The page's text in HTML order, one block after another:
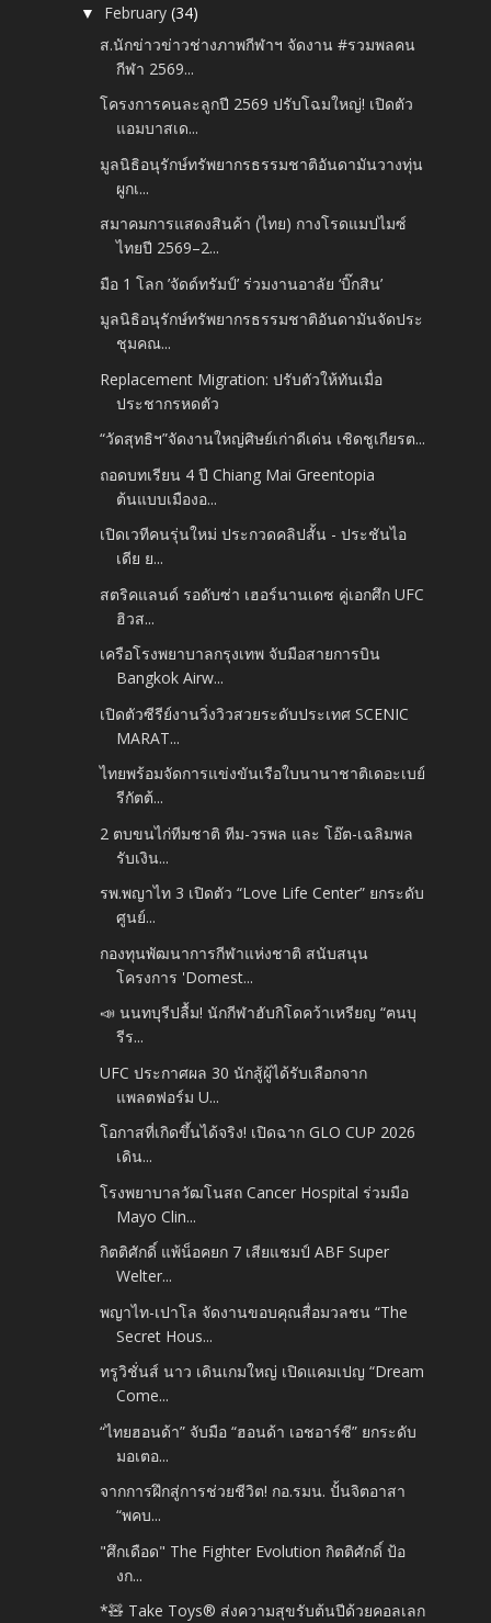
▼ February(34)
ส.นักข่าวข่าวช่างภาพกีฬาฯ จัดงาน #รวมพลคน
กีฬา 2569...
โครงการคนละลูกปี 2569 ปรับโฉมใหญ่! เปิดตัว
แอมบาสเด...
มูลนิธิอนุรักษ์ทรัพยากรธรรมชาติอันดามันวางทุ่น
ผูกเ...
สมาคมการแสดงสินค้า (ไทย) กางโรดแมปไมซ์
ไทยปี 2569–2...
มือ 1 โลก ’จัดด์ทรัมป์’ ร่วมงานอาลัย ‘บิ๊กสิน’
มูลนิธิอนุรักษ์ทรัพยากรธรรมชาติอันดามันจัดประ
ชุมคณ...
Replacement Migration: ปรับตัวให้ทันเมื่อ
ประชากรหดตัว
“วัดสุทธิฯ”จัดงานใหญ่ศิษย์เก่าดีเด่น เชิดชูเกียรต...
ถอดบทเรียน 4 ปี Chiang Mai Greentopia
ต้นแบบเมืองอ...
เปิดเวทีคนรุ่นใหม่ ประกวดคลิปสั้น - ประชันไอ
เดีย ย...
สตริคแลนด์ รอดับซ่า เฮอร์นานเดซ คู่เอกศึก UFC
ฮิวส...
เครือโรงพยาบาลกรุงเทพ จับมือสายการบิน
Bangkok Airw...
เปิดตัวซีรีย์งานวิ่งวิวสวยระดับประเทศ SCENIC
MARAT...
ไทยพร้อมจัดการแข่งขันเรือใบนานาชาติเดอะเบย์
รีกัตต้...
2 ตบขนไก่ทีมชาติ ทีม-วรพล และ โอ๊ต-เฉลิมพล
รับเงิน...
รพ.พญาไท 3 เปิดตัว “Love Life Center” ยกระดับ
ศูนย์...
กองทุนพัฒนาการกีฬาแห่งชาติ สนับสนุน
โครงการ 'Domest...
📣 นนทบุรีปลื้ม! นักกีฬาฮับกิโดคว้าเหรียญ “ฅนบุ
รีร...
UFC ประกาศผล 30 นักสู้ผู้ได้รับเลือกจาก
แพลตฟอร์ม U...
โอกาสที่เกิดขึ้นได้จริง! เปิดฉาก GLO CUP 2026
เดิน...
โรงพยาบาลวัฒโนสถ Cancer Hospital ร่วมมือ
Mayo Clin...
กิตติศักดิ์ แพ้น็อคยก 7 เสียแชมป์ ABF Super
Welter...
พญาไท-เปาโล จัดงานขอบคุณสื่อมวลชน “The
Secret Hous...
ทรูวิชั่นส์ นาว เดินเกมใหญ่ เปิดแคมเปญ “Dream
Come...
“ไทยฮอนด้า” จับมือ “ฮอนด้า เอชอาร์ซี” ยกระดับ
มอเตอ...
จากการฝึกสู่การช่วยชีวิต! กอ.รมน. ปั้นจิตอาสา
“พคบ...
"ศึกเดือด" The Fighter Evolution กิตติศักดิ์ ป้อ
งก...
*🧸 Take Toys® ส่งความสุขรับต้นปีด้วยคอลเลก